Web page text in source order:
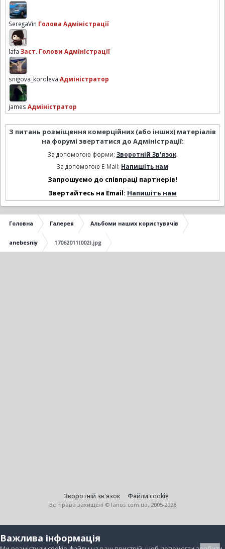
SeregaVin Голова Адміністрації
lafa Заст. Голови Адміністрації
snigova_koroleva Адміністратор
james Адміністратор
З питань розміщення комерційних (або інших) матеріалів
на форумі звертатися до Адміністрації:
За допомогою форми: Зворотній Зв'язок.
За допомогою E-Mail: Напишіть нам
Запрошуємо до співпраці партнерів!
Звертайтесь на Email: Напишіть нам
Головна Галерея Альбоми наших користувачів
anebesniy 17062011(002).jpg
Зворотній зв'язок Файли cookie
Всі права захищені © lanos.com.ua, 2005-2026
Важлива інформація